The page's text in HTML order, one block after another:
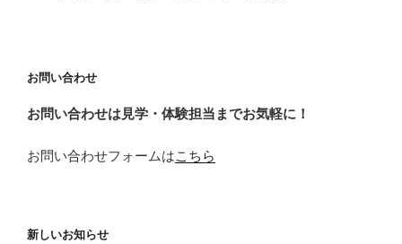
ン
お問い合わせ
お問い合わせは見学・体験担当までお気軽に！
お問い合わせフォームはこちら
新しいお知らせ